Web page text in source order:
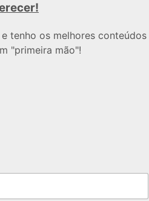
tenho os melhores conteúdos
"primeira mão"!